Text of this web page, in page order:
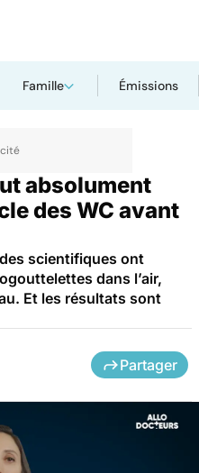
Famille Émissions
absolument
des WC avant
scientifiques ont
dans l’air,
Et les résultats sont
Partager